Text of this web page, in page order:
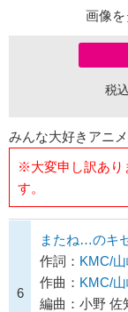
画像を
税
みんな大好きアニ
※大変申し訳あり
す。
6
またね…のキ
作詞： KMC/
作曲： KMC/
編曲：小野 佐